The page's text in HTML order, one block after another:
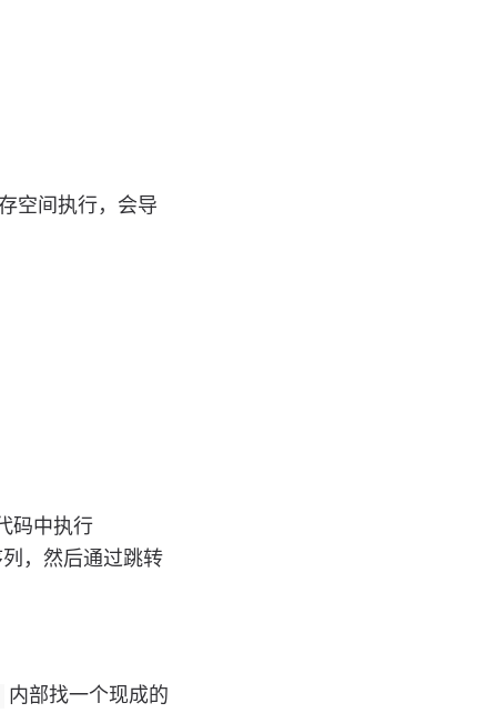
空间执行，会导
码中执行
，然后通过跳转
内部找一个现成的